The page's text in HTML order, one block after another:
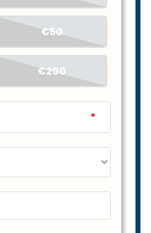
€50
€200
*